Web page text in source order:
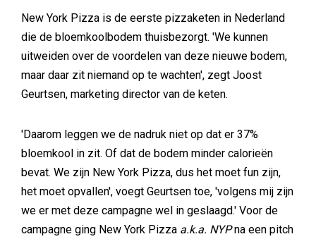
New York Pizza is de eerste pizzaketen in Nederland
die de bloemkoolbodem thuisbezorgt. 'We kunnen
uitweiden over de voordelen van deze nieuwe bodem,
maar daar zit niemand op te wachten', zegt Joost
Geurtsen, marketing director van de keten.
'Daarom leggen we de nadruk niet op dat er 37%
bloemkool in zit. Of dat de bodem minder calorieën
bevat. We zijn New York Pizza, dus het moet fun zijn,
het moet opvallen', voegt Geurtsen toe, 'volgens mij zijn
we er met deze campagne wel in geslaagd.' Voor de
campagne ging New York Pizza a.k.a. NYPna een pitch